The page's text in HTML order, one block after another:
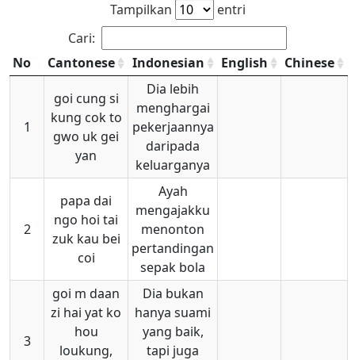
Tampilkan
entri
Cari:
No
Cantonese Indonesian English Chinese
1
goi cung si
kung cok to
gwo uk gei
yan
Dia lebih
menghargai
pekerjaannya
daripada
keluarganya
2
papa dai
ngo hoi tai
zuk kau bei
coi
Ayah
mengajakku
menonton
pertandingan
sepak bola
3
goi m daan
zi hai yat ko
hou
loukung,
Dia bukan
hanya suami
yang baik,
tapi juga